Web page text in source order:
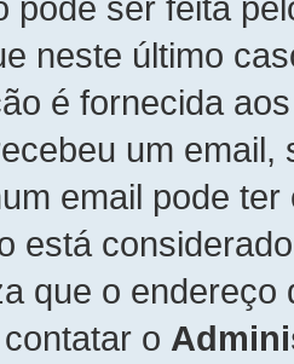
neste último
é fornecida
um
email pode
está
que o
o